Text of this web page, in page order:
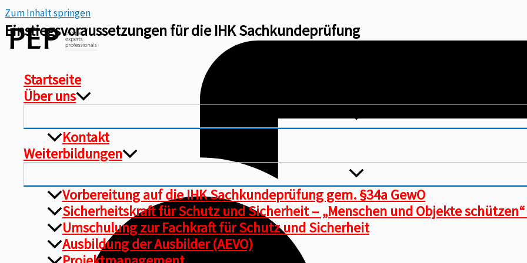
Zum Inhalt springen
Startseite
Über uns
Kontakt
Weiterbildungen
Vorbereitung auf die IHK Sachkundeprüfung gem. §34a GewO
Sicherheitskraft für Schutz und Sicherheit – „Menschen und Objekte schützen“
Umschulung zur Fachkraft für Schutz und Sicherheit​
Ausbildung der Ausbilder (AEVO)
Einstiegsvoraussetzungen für die IHK Sachkundeprüfung